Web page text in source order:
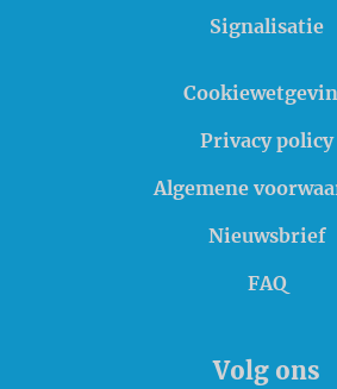
Signalisatie
Privacy policy
Algemene
Nieuwsbrief
FAQ
Volg ons